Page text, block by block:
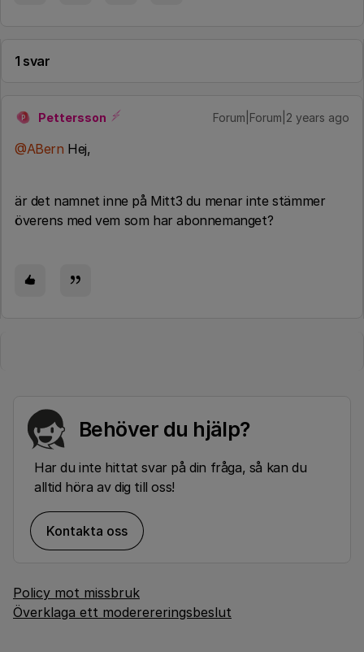
1 svar
P Pettersson Forum|Forum|2 years ago
@ABern Hej,
är det namnet inne på Mitt3 du menar inte stämmer
överens med vem som har abonnemanget?
Behöver du hjälp?
Har du inte hittat svar på din fråga, så kan du
alltid höra av dig till oss!
Kontakta oss
Policy mot missbruk
Överklaga ett moderereringsbeslut